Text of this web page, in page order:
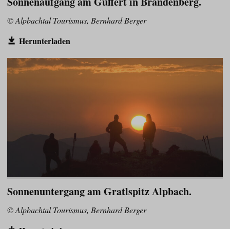
© Alpbachtal Tourismus, Bernhard Berger
Herunterladen
Sonnenuntergang am Gratlspitz Alpbach.
© Alpbachtal Tourismus, Bernhard Berger